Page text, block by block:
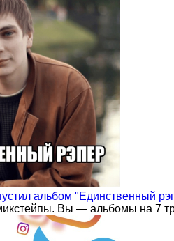
альбом "Единственный
Вы — альбомы на 7